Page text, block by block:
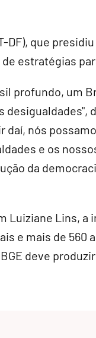
DF), que
estratégias
profundo, um
desigualdades",
daí, nós
e os
da
Luiziane Lins, a
e mais de 560
deve